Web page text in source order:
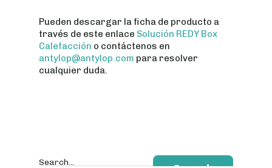
Pueden descargar la ficha de producto a
través de este enlace Solución REDY Box
Calefacción o contáctenos en
antylop@antylop.com para resolver
cualquier duda.
Search...